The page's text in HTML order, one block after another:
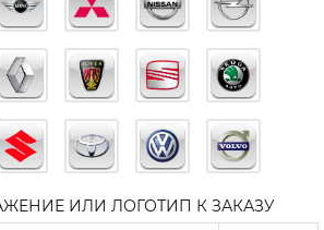
ИЛИ ЛОГОТИП К ЗАКАЗУ